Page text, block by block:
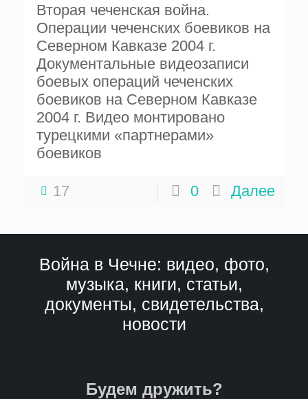
Вторая чеченская война.
Операции чеченских боевиков на
Северном Кавказе 2004 г.
Документальные видеозаписи
боевых операций чеченских
боевиков на Северном Кавказе
2004 г. Видео монтировано
турецкими «партнерами»
боевиков
17 0 Далее
Война в Чечне: видео, фото,
музыка, книги, статьи,
документы, свидетельства,
новости
Будем дружить?